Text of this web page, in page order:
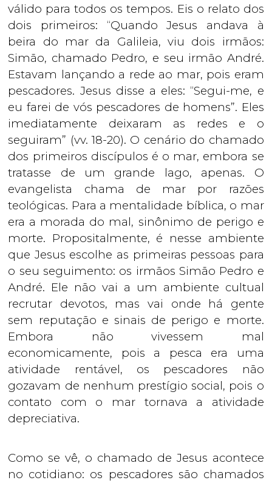
válido para todos os tempos. Eis o relato dos
dois primeiros: “Quando Jesus andava à
beira do mar da Galileia, viu dois irmãos:
Simão, chamado Pedro, e seu irmão André.
Estavam lançando a rede ao mar, pois eram
pescadores. Jesus disse a eles: “Segui-me, e
eu farei de vós pescadores de homens”. Eles
imediatamente deixaram as redes e o
seguiram” (vv. 18-20). O cenário do chamado
dos primeiros discípulos é o mar, embora se
tratasse de um grande lago, apenas. O
evangelista chama de mar por razões
teológicas. Para a mentalidade bíblica, o mar
era a morada do mal, sinônimo de perigo e
morte. Propositalmente, é nesse ambiente
que Jesus escolhe as primeiras pessoas para
o seu seguimento: os irmãos Simão Pedro e
André. Ele não vai a um ambiente cultual
recrutar devotos, mas vai onde há gente
sem reputação e sinais de perigo e morte.
Embora não vivessem mal
economicamente, pois a pesca era uma
atividade rentável, os pescadores não
gozavam de nenhum prestígio social, pois o
contato com o mar tornava a atividade
depreciativa.
Como se vê, o chamado de Jesus acontece
no cotidiano: os pescadores são chamados